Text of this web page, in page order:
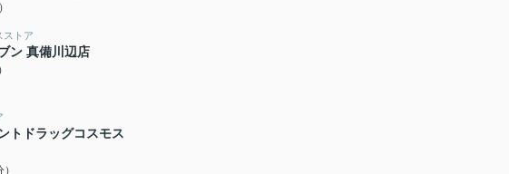
ストア
ン 真備川辺店
トドラッグコスモス